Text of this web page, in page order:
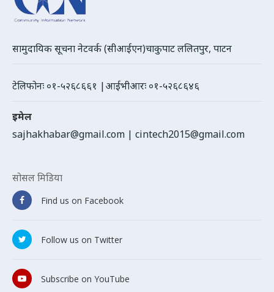
सामुदायिक सूचना नेटवर्क (सीआईएन)चाकुपाट ललितपुर, पाटन
टेलिफोनः ०१-५२६८६६१ |आईभीआरः ०१-५२६८६४६
इमेल
sajhakhabar@gmail.com | cintech2015@gmail.com
सोसल मिडिया
Find us on Facebook
Follow us on Twitter
Subscribe on YouTube